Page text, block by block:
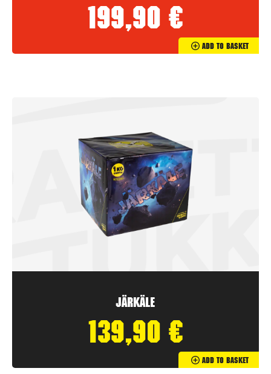
199,90 €
Add To Basket
Järkäle
139,90 €
Add To Basket